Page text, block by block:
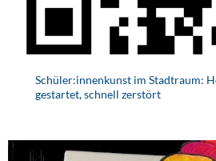
Schüler:innenkunst im Stadtraum:
gestartet, schnell zerstört